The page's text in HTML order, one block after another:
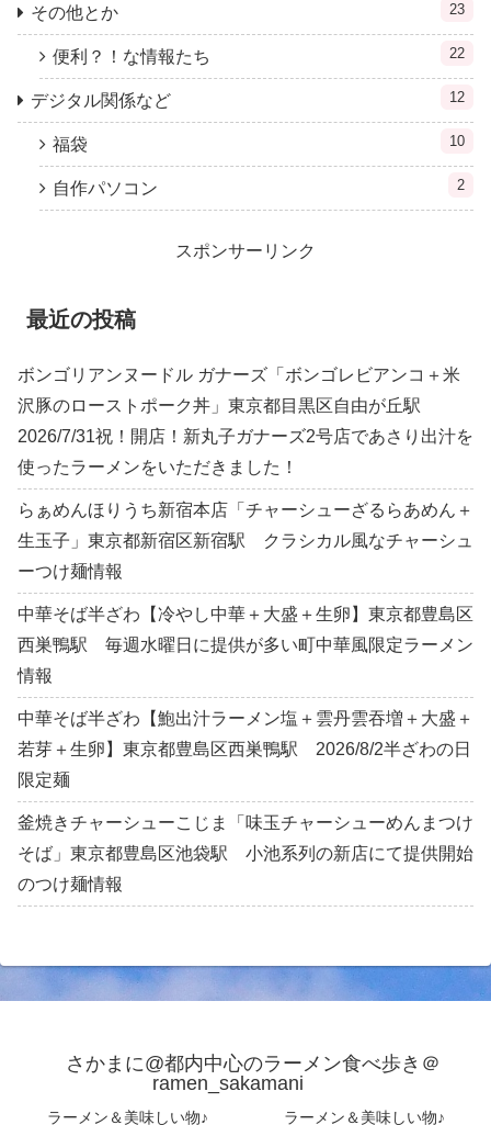
その他とか 23
便利？！な情報たち 22
デジタル関係など 12
福袋 10
自作パソコン 2
スポンサーリンク
最近の投稿
ボンゴリアンヌードル ガナーズ「ボンゴレビアンコ＋米
沢豚のローストポーク丼」東京都目黒区自由が丘駅
2026/7/31祝！開店！新丸子ガナーズ2号店であさり出汁を
使ったラーメンをいただきました！
らぁめんほりうち新宿本店「チャーシューざるらあめん＋
生玉子」東京都新宿区新宿駅 クラシカル風なチャーシュ
ーつけ麺情報
中華そば半ざわ【冷やし中華＋大盛＋生卵】東京都豊島区
西巣鴨駅 毎週水曜日に提供が多い町中華風限定ラーメン
情報
中華そば半ざわ【鮑出汁ラーメン塩＋雲丹雲吞増＋大盛＋
若芽＋生卵】東京都豊島区西巣鴨駅 2026/8/2半ざわの日
限定麺
釜焼きチャーシューこじま「味玉チャーシューめんまつけ
そば」東京都豊島区池袋駅 小池系列の新店にて提供開始
のつけ麺情報
さかまに@都内中心のラーメン食べ歩き＠
ramen_sakamani
ラーメン＆美味しい物♪ ラーメン＆美味しい物♪